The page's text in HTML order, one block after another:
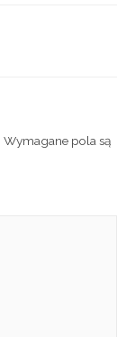
Wymagane pola są